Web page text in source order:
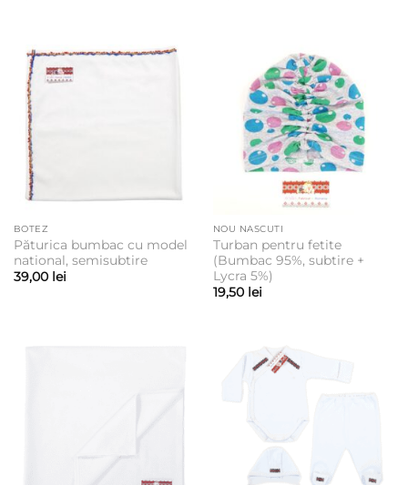
BOTEZ
Păturica bumbac cu model
national, semisubtire
39,00 lei
NOU NASCUTI
Turban pentru fetite
(Bumbac 95%, subtire +
Lycra 5%)
19,50 lei